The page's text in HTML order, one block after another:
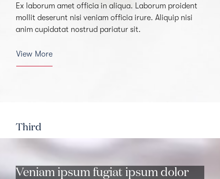
Ex laborum amet officia in aliqua. Laborum proident
mollit deserunt nisi veniam officia irure. Aliquip nisi
anim cupidatat nostrud pariatur sit.
View More
Third
Veniam ipsum fugiat ipsum dolor